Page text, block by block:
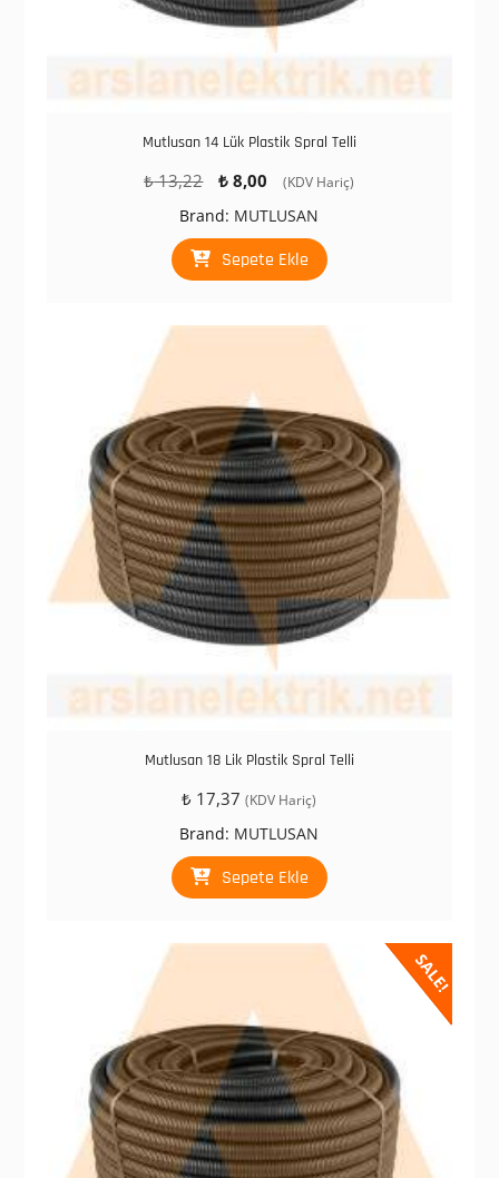
Mutlusan 14 Lük Plastik Spral Telli
₺13,22
Orijinal
₺ 13,22.
₺ 8,00
Şu
fiyat:
₺ 8,00.
(KDV Hariç)
Brand: MUTLUSAN
Sepete Ekle
Mutlusan 18 Lik Plastik Spral Telli
₺ 17,37 (KDV Hariç)
Brand: MUTLUSAN
Sepete Ekle
SALE!